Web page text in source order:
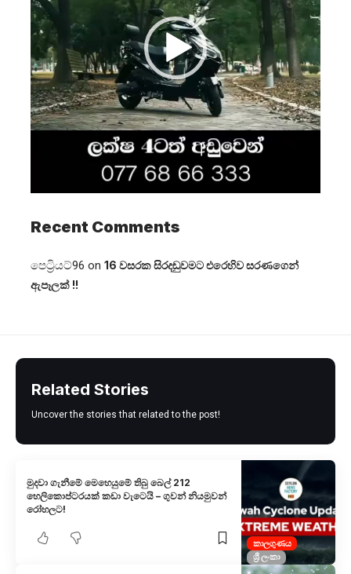
Recent Comments
පෙට්‍රියට්96 on 16 වසරක සිරදඬුවමට එරෙහිව සරණගෙන්
ඇපෑලක් !!
Related Stories
Uncover the stories that related to the post!
කාලගුණය
ශ්‍රී ලංකා
මුදවා ගැනීමේ මෙහෙයුමේ තිබු බෙල් 212
හෙලිකොප්ටරයක් කඩා වැටෙයි – ගුවන් නියමුවන්
රෝහලට!